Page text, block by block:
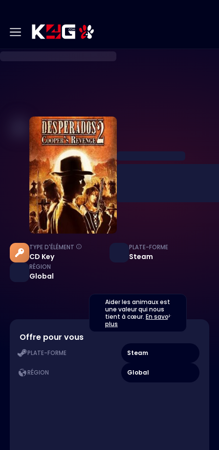
TYPE D'ÉLÉMENT
CD Key
PLATE-FORME
Steam
RÉGION
Global
Aider les animaux est
une valeur qui nous
tient à cœur. En savoir
plus
Offre pour vous
PLATE-FORME Steam
RÉGION Global